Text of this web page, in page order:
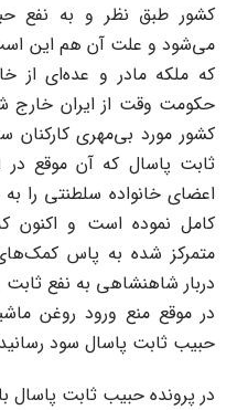
کشور طبق نظر و به نفع
می‌شود و علت آن هم این
که ملکه مادر و عده‌ای از
حکومت وقت از ایران خارج
کشور مورد بی‌مهری کارکنان
ثابت پاسال که آن موقع در
اعضای خانواده سلطنتی را
کامل نموده است و اکنون
متمرکز شده به پاس
دربار شاهنشاهی به نفع
حبیب ثابت پاسال سود
در پرونده حبیب ثابت پاسال